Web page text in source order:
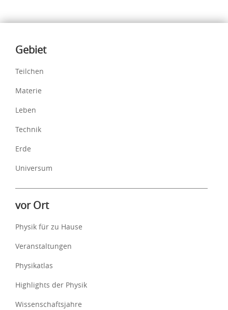
Inhalte
Gebiet
Teilchen
Materie
Leben
Technik
Erde
Universum
vor Ort
Physik für zu Hause
Veranstaltungen
Physikatlas
Highlights der Physik
Wissenschaftsjahre